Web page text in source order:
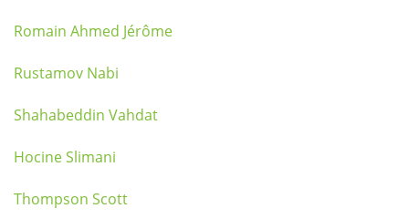
Romain Ahmed Jérôme
Rustamov Nabi
Shahabeddin Vahdat
Hocine Slimani
Thompson Scott